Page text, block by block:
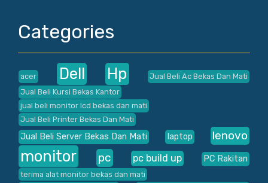
Categories
acer Dell Hp
Jual Beli Ac Bekas Dan Mati
Jual Beli Kursi Bekas Kantor
jual beli monitor lcd bekas dan mati
Jual Beli Printer Bekas Dan Mati
Jual Beli Server Bekas Dan Mati laptop lenovo
monitor pc pc build up PC Rakitan
terima alat monitor bekas dan mati